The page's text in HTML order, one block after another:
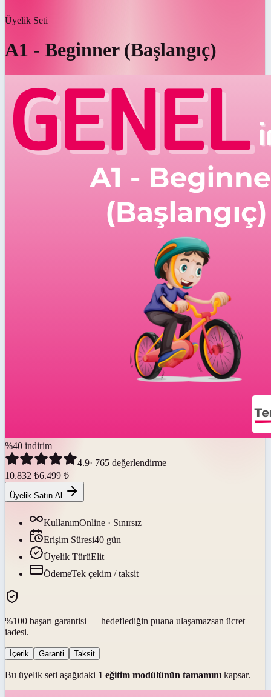
Üyelik Seti
A1 - Beginner (Başlangıç)
%40 indirim
4.9· 765 değerlendirme
10.832 ₺6.499 ₺
Üyelik Satın Al
KullanımOnline · Sınırsız
Erişim Süresi40 gün
Üyelik TürüElit
ÖdemeTek çekim / taksit
%100 başarı garantisi — hedeflediğin puana ulaşamazsan ücret
iadesi.
İçerik Garanti Taksit
Bu üyelik seti aşağıdaki 1 eğitim modülünün tamamını kapsar.